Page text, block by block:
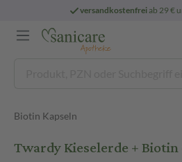
versandkostenfreiab 29 €
Biotin Kapseln
Twardy Kieselerde +